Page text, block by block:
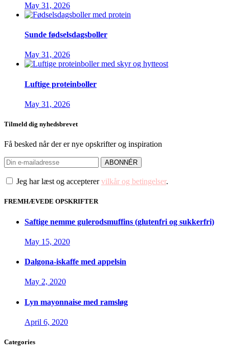
May 31, 2026
Sunde fødselsdagsboller
May 31, 2026
Luftige proteinboller
May 31, 2026
Tilmeld dig nyhedsbrevet
Få besked når der er nye opskrifter og inspiration
Jeg har læst og accepterervilkår og betingelser.
FREMHÆVEDE OPSKRIFTER
Saftige nemme gulerodsmuffins (glutenfri og sukkerfri)
May 15, 2020
Dalgona-iskaffe med appelsin
May 2, 2020
Lyn mayonnaise med ramsløg
April 6, 2020
Categories